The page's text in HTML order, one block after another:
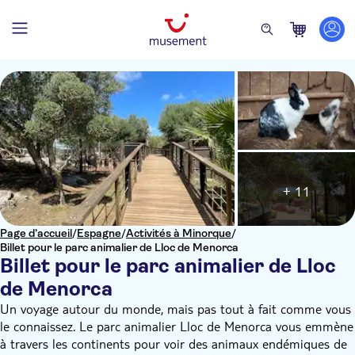
Page d’accueil/Espagne/Activités à Minorque/
Billet pour le parc animalier de Lloc de Menorca
Billet pour le parc animalier de Lloc
de Menorca
+ 11
Un voyage autour du monde, mais pas tout à fait comme vous
le connaissez. Le parc animalier Lloc de Menorca vous emmène
à travers les continents pour voir des animaux endémiques de